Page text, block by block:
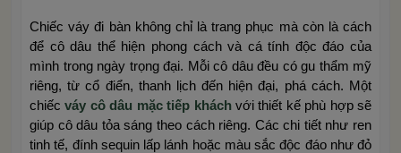
Chiếc váy đi bàn không chỉ là trang phục mà còn là cách
để cô dâu thể hiện phong cách và cá tính độc đáo của
mình trong ngày trọng đại. Mỗi cô dâu đều có gu thẩm mỹ
riêng, từ cổ điển, thanh lịch đến hiện đại, phá cách. Một
chiếcváy cô dâu mặc tiếp kháchvới thiết kế phù hợp sẽ
giúp cô dâu tỏa sáng theo cách riêng. Các chi tiết như ren
tinh tế, đính sequin lấp lánh hoặc màu sắc độc đáo như đỏ